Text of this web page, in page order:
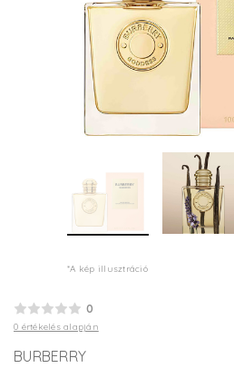
*A kép illusztráció
0
0 értékelés alapján
BURBERRY